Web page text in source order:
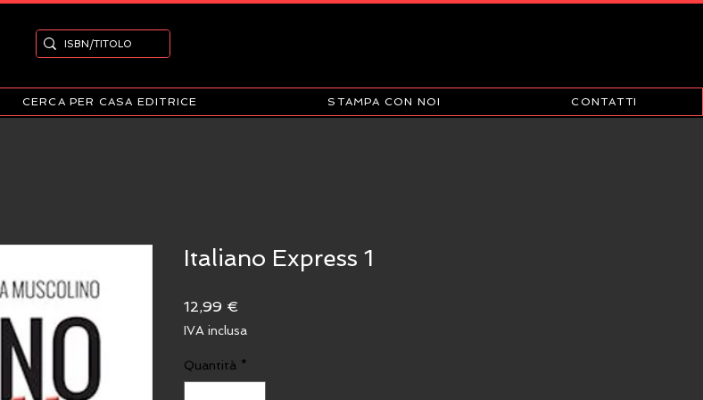
CERCA PER CASA EDITRICE STAMPA CON NOI CONTATTI
Italiano Express 1
12,99 €
IVA inclusa
Quantità *